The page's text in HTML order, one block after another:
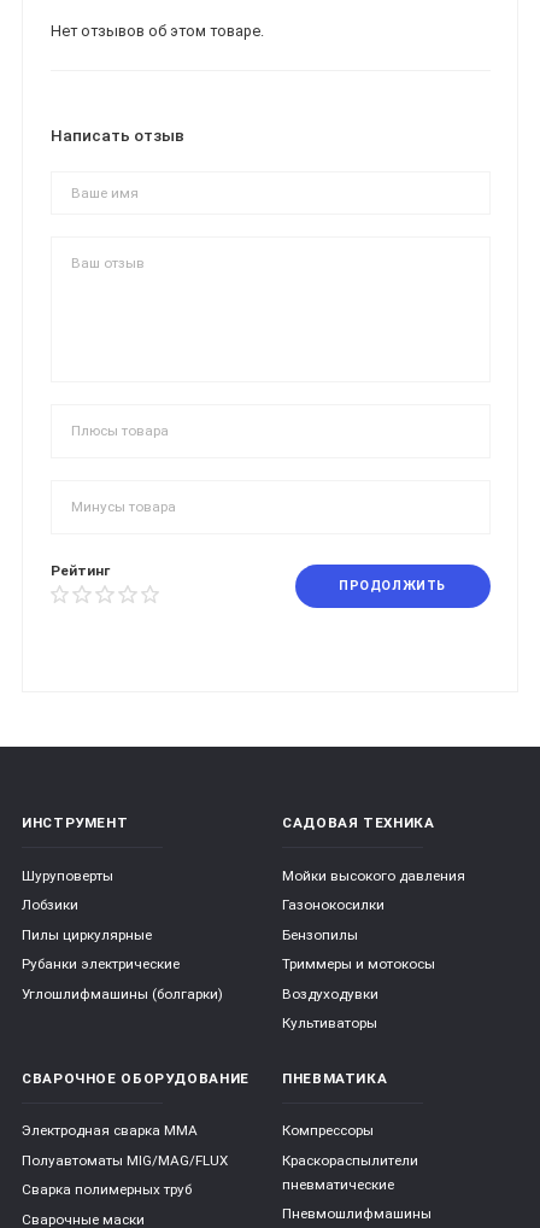
Нет отзывов об этом товаре.
Написать отзыв
Рейтинг
ПРОДОЛЖИТЬ
ИНСТРУМЕНТ
Шуруповерты
Лобзики
Пилы циркулярные
Рубанки электрические
Углошлифмашины (болгарки)
САДОВАЯ ТЕХНИКА
Мойки высокого давления
Газонокосилки
Бензопилы
Триммеры и мотокосы
Воздуходувки
Культиваторы
СВАРОЧНОЕ ОБОРУДОВАНИЕ
Электродная сварка ММА
Полуавтоматы MIG/MAG/FLUX
Сварка полимерных труб
Сварочные маски
ПНЕВМАТИКА
Компрессоры
Краскораспылители
пневматические
Пневмошлифмашины